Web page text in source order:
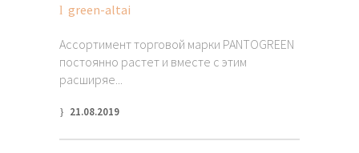
green-altai
Ассортимент торговой марки PANTOGREEN
постоянно растет и вместе с этим
расширяе...
21.08.2019